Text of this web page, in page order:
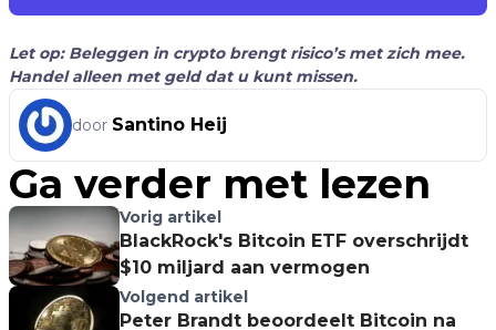
Let op: Beleggen in crypto brengt risico’s met zich mee.
Handel alleen met geld dat u kunt missen.
door Santino Heij
Ga verder met lezen
Vorig artikel
BlackRock's Bitcoin ETF overschrijdt
$10 miljard aan vermogen
Volgend artikel
Peter Brandt beoordeelt Bitcoin na